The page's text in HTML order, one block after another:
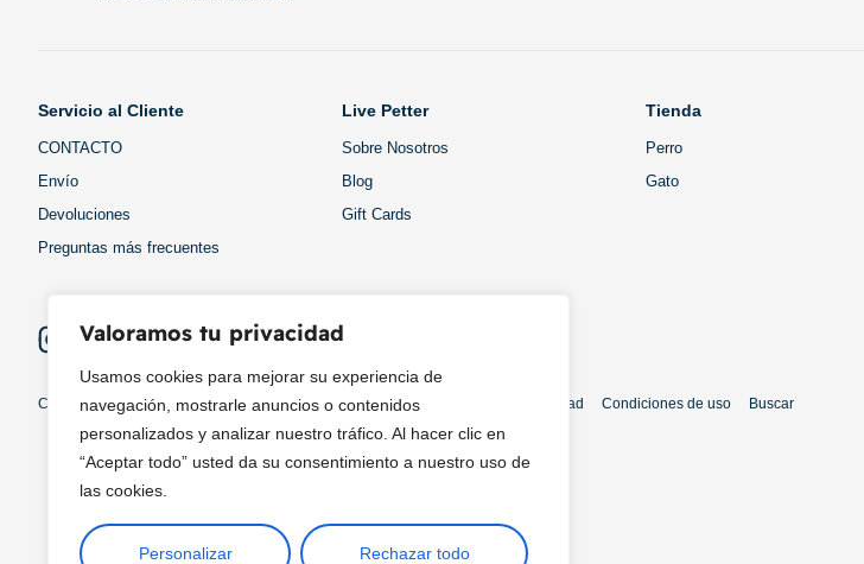
Valoramos tu privacidad
Usamos cookies para mejorar su experiencia de
navegación, mostrarle anuncios o contenidos
personalizados y analizar nuestro tráfico. Al hacer clic en
“Aceptar todo” usted da su consentimiento a nuestro uso de
las cookies.
Personalizar Rechazar todo
Servicio al Cliente
CONTACTO
Envío
Devoluciones
Preguntas más frecuentes
Live Petter
Sobre Nosotros
Blog
Gift Cards
Tienda
Perro
Gato
Copyright © 2025 ¦ livepetter: Todos los derechos reservados. política de privacidad Condiciones de uso Buscar